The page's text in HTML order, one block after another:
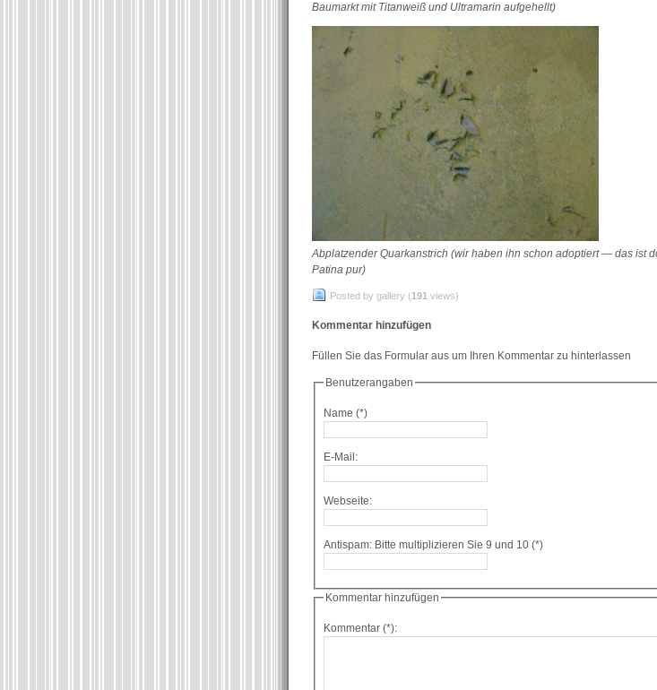
Baumarkt mit Titanweiß und Ultramarin aufgehellt)
Abplatzender Quarkanstrich (wir haben ihn schon adoptiert — das ist
Patina pur)
Posted by gallery (191 views)
Kommentar hinzufügen
Füllen Sie das Formular aus um Ihren Kommentar zu hinterlassen
Benutzerangaben
Name (*)
E-Mail:
Webseite:
Antispam: Bitte multiplizieren Sie 9 und 10 (*)
Kommentar hinzufügen
Kommentar (*):